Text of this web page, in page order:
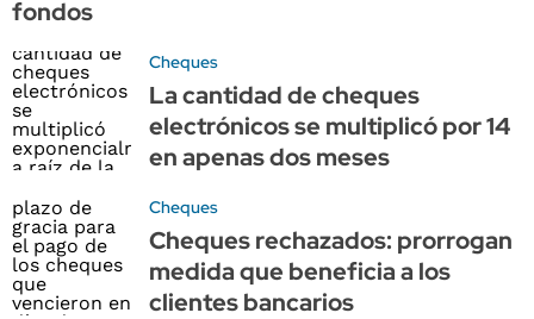
fondos
Cheques
La cantidad de cheques
electrónicos se multiplicó por 14
en apenas dos meses
Cheques
Cheques rechazados: prorrogan
medida que beneficia a los
clientes bancarios